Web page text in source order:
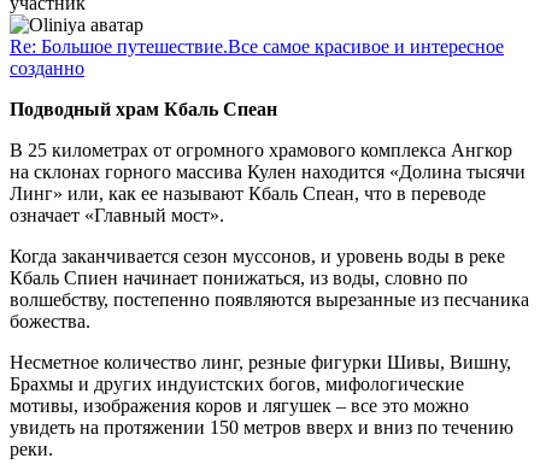
Re: Большое путешествие.Все самое красивое и интересное
созданно
Подводный храм Кбаль Спеан
В 25 километрах от огромного храмового комплекса Ангкор
на склонах горного массива Кулен находится «Долина тысячи
Линг» или, как ее называют Кбаль Спеан, что в переводе
означает «Главный мост».
Когда заканчивается сезон муссонов, и уровень воды в реке
Кбаль Спиен начинает понижаться, из воды, словно по
волшебству, постепенно появляются вырезанные из песчаника
божества.
Несметное количество линг, резные фигурки Шивы, Вишну,
Брахмы и других индуистских богов, мифологические
мотивы, изображения коров и лягушек – все это можно
увидеть на протяжении 150 метров вверх и вниз по течению
реки.